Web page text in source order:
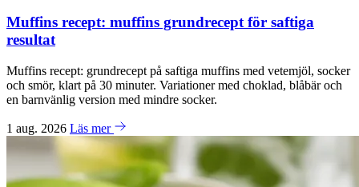
Muffins recept: muffins grundrecept för saftiga
resultat
Muffins recept: grundrecept på saftiga muffins med vetemjöl, socker
och smör, klart på 30 minuter. Variationer med choklad, blåbär och
en barnvänlig version med mindre socker.
1 aug. 2026 Läs mer